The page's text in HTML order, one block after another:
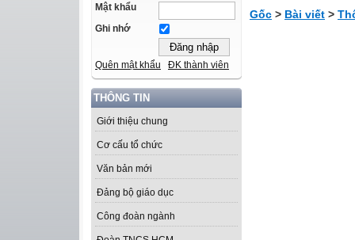
Mật khẩu
Ghi nhớ
Quên mật khẩu ĐK thành viên
THÔNG TIN
Giới thiệu chung
Cơ cấu tổ chức
Văn bản mới
Đảng bộ giáo dục
Công đoàn ngành
Gốc > Bài viết >